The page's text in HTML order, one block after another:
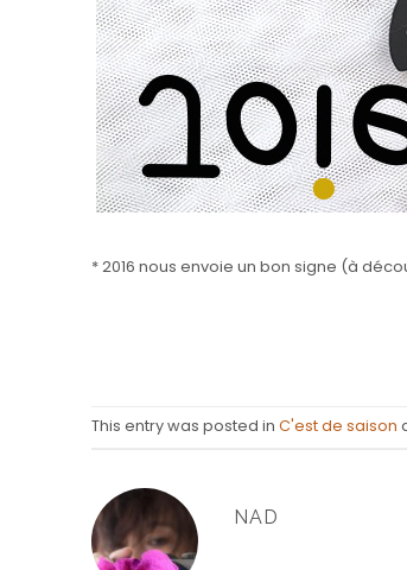
* 2016 nous envoie un bon signe (à
This entry was posted in C'est de saison
NAD